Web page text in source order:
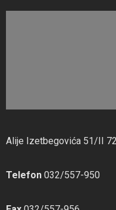
Alije Izetbegovića 51/II
Telefon 032/557-950